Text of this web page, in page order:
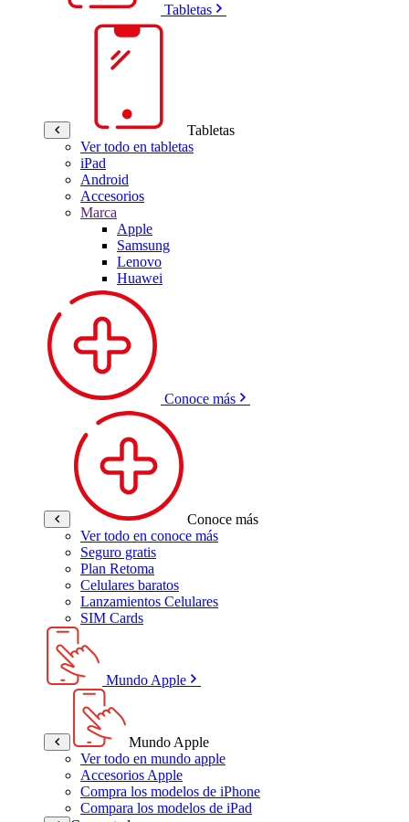
Tabletas
Tabletas
Ver todo en tabletas
iPad
Android
Accesorios
Marca
Apple
Samsung
Lenovo
Huawei
Conoce más
Conoce más
Ver todo en conoce más
Seguro gratis
Plan Retoma
Celulares baratos
Lanzamientos Celulares
SIM Cards
Mundo Apple
Mundo Apple
Ver todo en mundo apple
Accesorios Apple
Compra los modelos de iPhone
Compara los modelos de iPad